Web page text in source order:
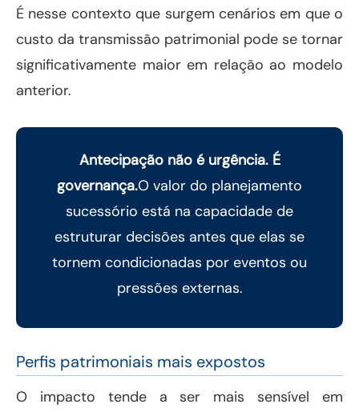
É nesse contexto que surgem cenários em que o
custo da transmissão patrimonial pode se tornar
significativamente maior em relação ao modelo
anterior.
Antecipação não é urgência. É
governança.O valor do planejamento
sucessório está na capacidade de
estruturar decisões antes que elas se
tornem condicionadas por eventos ou
pressões externas.
Perfis patrimoniais mais expostos
O impacto tende a ser mais sensível em